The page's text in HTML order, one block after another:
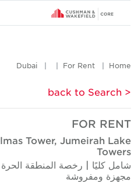
Home
For Rent
Dubai
< back to Search
FOR RENT
Almas Tower, Jumeirah Lake
Towers
شامل كليًا | رخصة المنطقة الحرة |
مجهزة ومفروشة